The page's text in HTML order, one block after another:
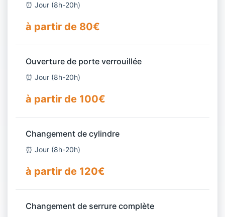
⏰ Jour (8h-20h)
à partir de 80€
Ouverture de porte verrouillée
⏰ Jour (8h-20h)
à partir de 100€
Changement de cylindre
⏰ Jour (8h-20h)
à partir de 120€
Changement de serrure complète